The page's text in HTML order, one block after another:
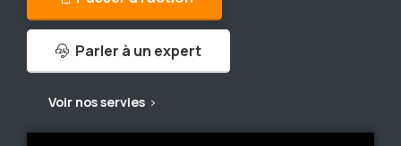
Parler à un expert
Voir nos servies